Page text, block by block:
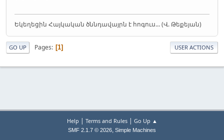
Եկեղեցին Հայկական ծննդավայրն է հոգուս... (Վ. Թեքեյան)
GO UP Pages 1 USER ACTIONS
Help | Terms and Rules| Go Up ▲
SMF 2.1.7 © 2026, Simple Machines